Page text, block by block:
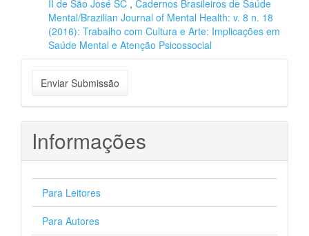
II de São José SC , Cadernos Brasileiros de Saúde
Mental/Brazilian Journal of Mental Health: v. 8 n. 18
(2016): Trabalho com Cultura e Arte: Implicações em
Saúde Mental e Atenção Psicossocial
Enviar
Submissão
Enviar Submissão
Informações
Para Leitores
Para Autores